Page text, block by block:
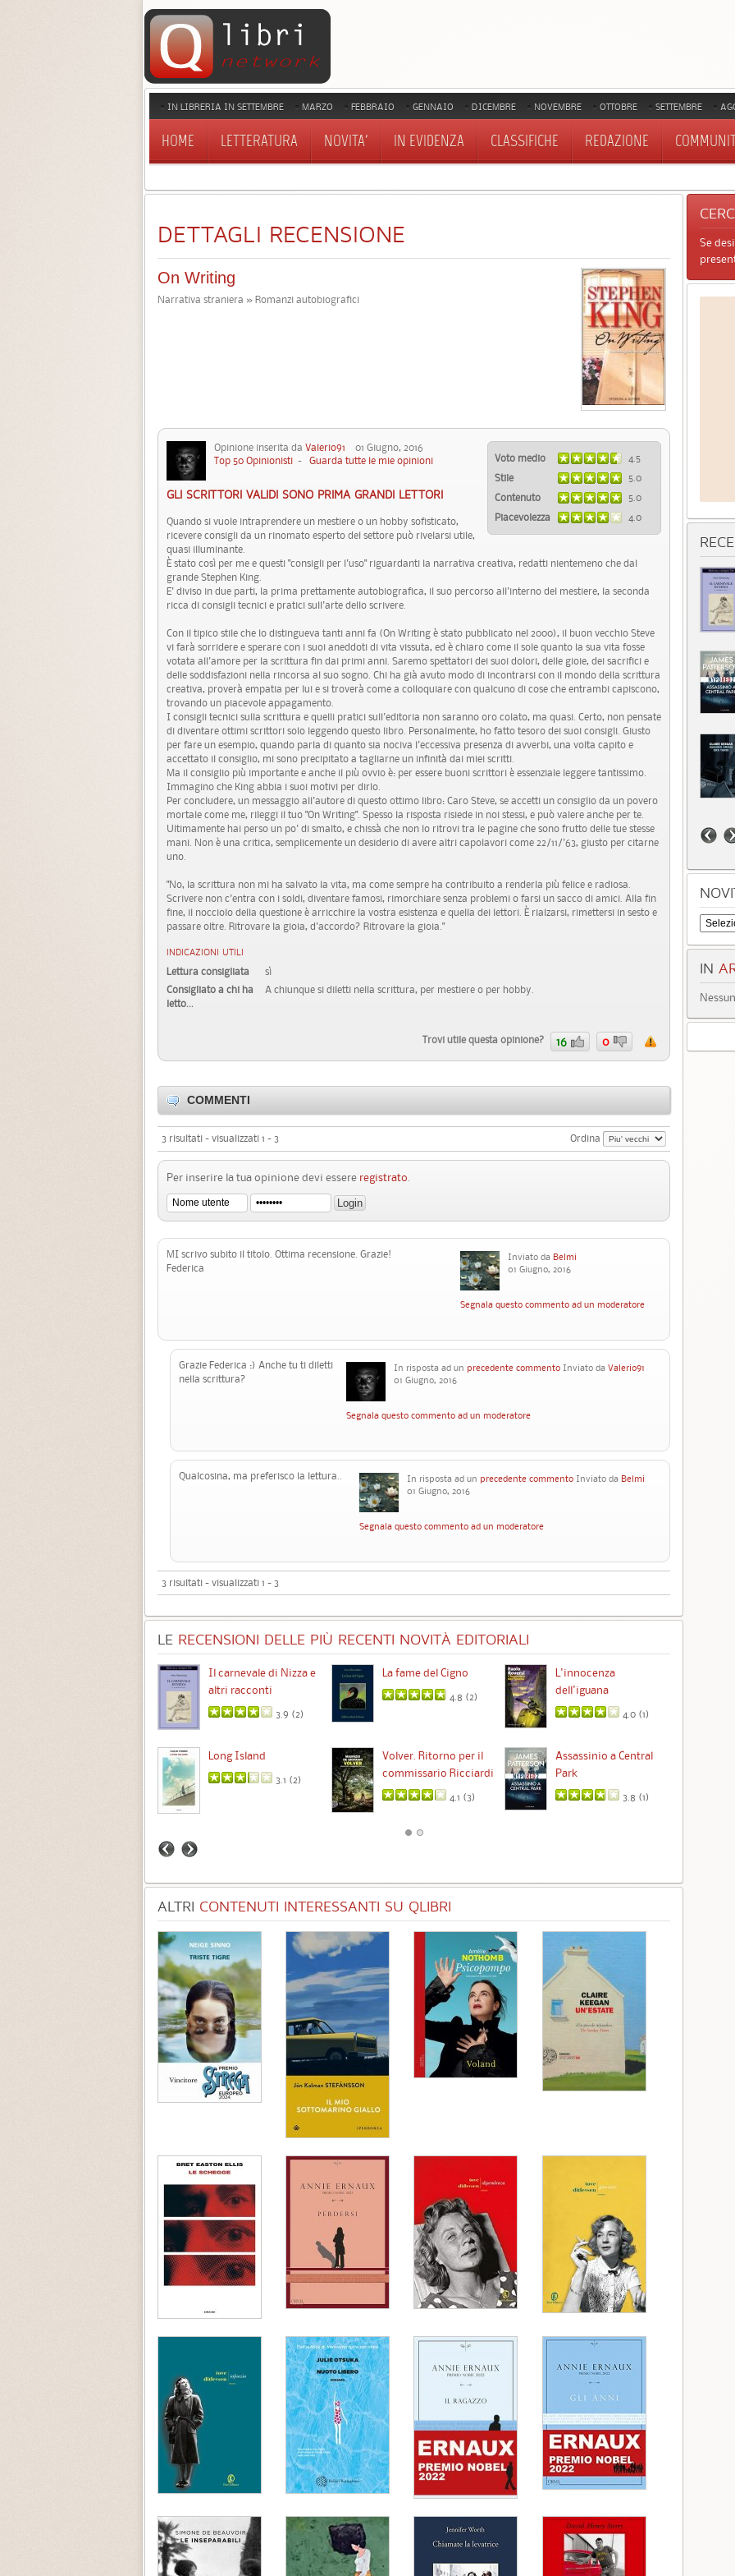
IN LIBRERIA IN SETTEMBRE MARZO FEBBRAIO GENNAIO DICEMBRE NOVEMBRE OTTOBRE SETTEMBRE
HOME LETTERATURA NOVITA' IN EVIDENZA CLASSIFICHE REDAZIONE
DETTAGLI RECENSIONE
On Writing
Narrativa straniera » Romanzi autobiografici
Voto medio
4.5
Stile
5.0
Contenuto
5.0
Piacevolezza
4.0
Opinione inserita da Valerio91 01 Giugno, 2016
Top 50 Opinionisti - Guarda tutte le mie opinioni
GLI SCRITTORI VALIDI SONO PRIMA GRANDI LETTORI
Quando si vuole intraprendere un mestiere o un hobby sofisticato,
ricevere consigli da un rinomato esperto del settore può rivelarsi utile,
quasi illuminante.
È stato così per me e questi "consigli per l'uso" riguardanti la narrativa creativa, redatti nientemeno che dal
grande Stephen King.
E' diviso in due parti, la prima prettamente autobiografica, il suo percorso all'interno del mestiere, la seconda
ricca di consigli tecnici e pratici sull'arte dello scrivere.
Con il tipico stile che lo distingueva tanti anni fa (On Writing è stato pubblicato nel 2000), il buon vecchio Steve
vi farà sorridere e sperare con i suoi aneddoti di vita vissuta, ed è chiaro come il sole quanto la sua vita fosse
votata all'amore per la scrittura fin dai primi anni. Saremo spettatori dei suoi dolori, delle gioie, dei sacrifici e
delle soddisfazioni nella rincorsa al suo sogno. Chi ha già avuto modo di incontrarsi con il mondo della scrittura
creativa, proverà empatia per lui e si troverà come a colloquiare con qualcuno di cose che entrambi capiscono,
trovando un piacevole appagamento.
I consigli tecnici sulla scrittura e quelli pratici sull'editoria non saranno oro colato, ma quasi. Certo, non pensate
di diventare ottimi scrittori solo leggendo questo libro. Personalmente, ho fatto tesoro dei suoi consigli. Giusto
per fare un esempio, quando parla di quanto sia nociva l'eccessiva presenza di avverbi, una volta capito e
accettato il consiglio, mi sono precipitato a tagliarne un infinità dai miei scritti.
Ma il consiglio più importante e anche il più ovvio è: per essere buoni scrittori è essenziale leggere tantissimo.
Immagino che King abbia i suoi motivi per dirlo.
Per concludere, un messaggio all'autore di questo ottimo libro: Caro Steve, se accetti un consiglio da un povero
mortale come me, rileggi il tuo "On Writing". Spesso la risposta risiede in noi stessi, e può valere anche per te.
Ultimamente hai perso un po' di smalto, e chissà che non lo ritrovi tra le pagine che sono frutto delle tue stesse
mani. Non è una critica, semplicemente un desiderio di avere altri capolavori come 22/11/'63, giusto per citarne
uno.
"No, la scrittura non mi ha salvato la vita, ma come sempre ha contribuito a renderla più felice e radiosa.
Scrivere non c'entra con i soldi, diventare famosi, rimorchiare senza problemi o farsi un sacco di amici. Alla fin
fine, il nocciolo della questione è arricchire la vostra esistenza e quella dei lettori. È rialzarsi, rimettersi in sesto e
passare oltre. Ritrovare la gioia, d'accordo? Ritrovare la gioia."
INDICAZIONI UTILI
Lettura consigliata
sì
Consigliato a chi ha
letto...
A chiunque si diletti nella scrittura, per mestiere o per hobby.
Trovi utile questa opinione? 16 0
COMMENTI
3 risultati - visualizzati 1 - 3 Ordina
Per inserire la tua opinione devi essere registrato
Inviato da Belmi
01 Giugno, 2016
Segnala questo commento ad un moderatore
MI scrivo subito il titolo. Ottima recensione. Grazie!
Federica
In risposta ad un precedente commento Inviato daValerio91
01 Giugno, 2016
Segnala questo commento ad un moderatore
Grazie Federica :) Anche tu ti diletti
nella scrittura?
In risposta ad un precedente commento Inviato da Belmi
01 Giugno, 2016
Segnala questo commento ad un moderatore
Qualcosina, ma preferisco la lettura..
3 risultati - visualizzati 1 - 3
LE RECENSIONI DELLE PIÙ RECENTI NOVITÀ EDITORIALI
Il carnevale di Nizza e
altri racconti
3.9 (2)
La fame del Cigno
4.8 (2)
L'innocenza
dell'iguana
4.0 (1)
Long Island
3.1 (2)
Volver. Ritorno per il
commissario Ricciardi
4.1 (3)
Assassinio a Central
Park
3.8 (1)
ALTRI CONTENUTI INTERESSANTI SU QLIBRI
Se
IN